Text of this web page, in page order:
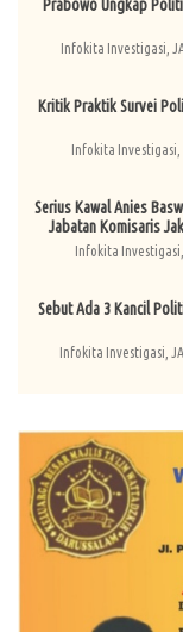
Prabowo Ungkap
Infokita Investigasi,
Kritik Praktik Survei
Infokita Investigasi,
Serius Kawal Anies
Jabatan Komisaris
Infokita
Sebut Ada 3 Kancil
Infokita Investigasi,